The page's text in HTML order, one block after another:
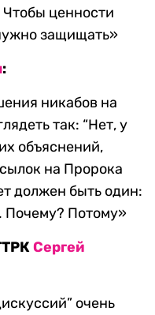
Чтобы ценности
защищать»
:
никабов на
так: “Нет, у
объяснений,
на Пророка
должен быть один:
Почему? Потому»
Сергей
очень